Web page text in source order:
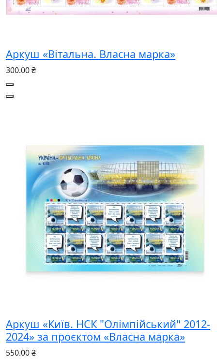
Аркуш «Вітальна. Власна марка»
300.00 ₴
Аркуш «Київ. НСК "Олімпійський" 2012-
2024» за проєктом «Власна марка»
550.00 ₴